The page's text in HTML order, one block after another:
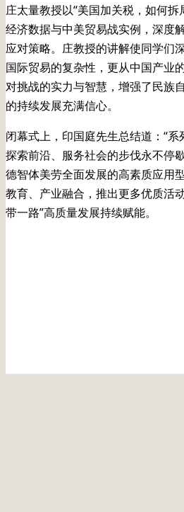
庄太量教授以“美国加关税，如何
经济数据与中美贸易战实例，深度
应对策略。庄教授的讲解使同学们
国际贸易的复杂性，更从中国产业
对挑战的实力与智慧，增强了民族
的持续发展充满信心。
闭幕式上，印国庭先生总结道：“
探索前沿、服务社会的步伐永不停
德智体美劳全面发展的高素质应用
教育、产业融合，推出更多优质活
带一路”高质量发展持续赋能。